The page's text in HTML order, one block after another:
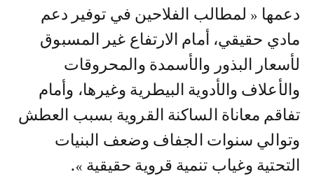
دعمها « لمطالب الفلاحين في توفير دعم
مادي حقيقي، أمام الارتفاع غير المسبوق
لأسعار البذور والأسمدة والمحروقات
والأعلاف والأدوية البيطرية وغيرها، وأمام
تفاقم معاناة الساكنة القروية بسبب العطش
وتوالي سنوات الجفاف وضعف البنيات
التحتية وغياب تنمية قروية حقيقية ».